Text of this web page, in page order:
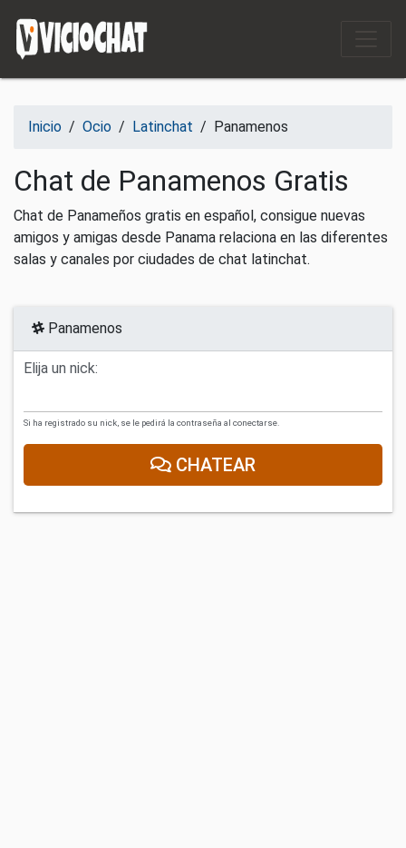
Inicio / Ocio / Latinchat / Panamenos
Chat de Panamenos Gratis
Chat de Panameños gratis en español, consigue nuevas
amigos y amigas desde Panama relaciona en las diferentes
salas y canales por ciudades de chat latinchat.
Panamenos
Elija un nick:
Si ha registrado su nick, se le pedirá la contraseña al conectarse.
CHATEAR